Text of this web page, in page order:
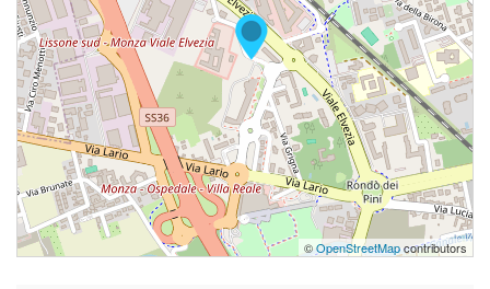
©OpenStreetMapcontributors